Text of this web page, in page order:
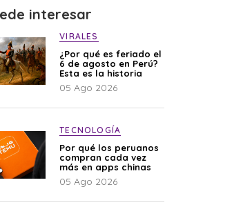
interesar
VIRALES
¿Por qué es feriado el
6 de agosto en Perú?
Esta es la historia
05 Ago 2026
TECNOLOGÍA
Por qué los peruanos
compran cada vez
más en apps chinas
05 Ago 2026